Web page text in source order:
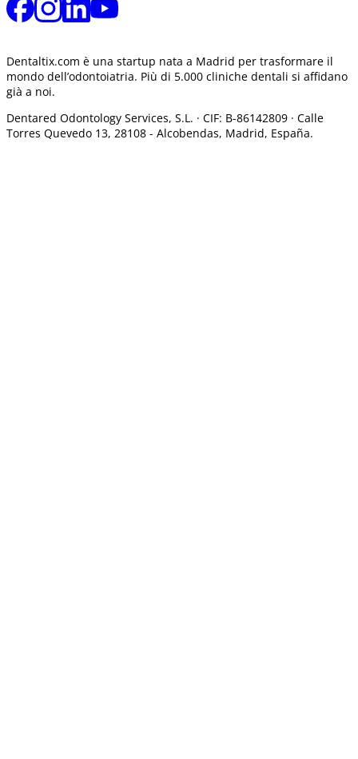
Dentaltix.com è una startup nata a Madrid per trasformare il
mondo dell’odontoiatria. Più di 5.000 cliniche dentali si affidano
già a noi.
Dentared Odontology Services, S.L. · CIF: B-86142809 · Calle
Torres Quevedo 13, 28108 - Alcobendas, Madrid, España.